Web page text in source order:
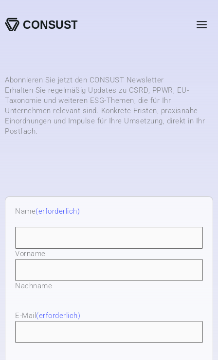
springen
Abonnieren Sie jetzt den CONSUST Newsletter
Erhalten Sie regelmäßig Updates zu CSRD, PPWR, EU-
Taxonomie und weiteren ESG-Themen, die für Ihr
Unternehmen relevant sind. Konkrete Fristen, praxisnahe
Einordnungen und Impulse für Ihre Umsetzung, direkt in Ihr
Postfach.
Name(erforderlich)
Vorname
Nachname
E-Mail (erforderlich)